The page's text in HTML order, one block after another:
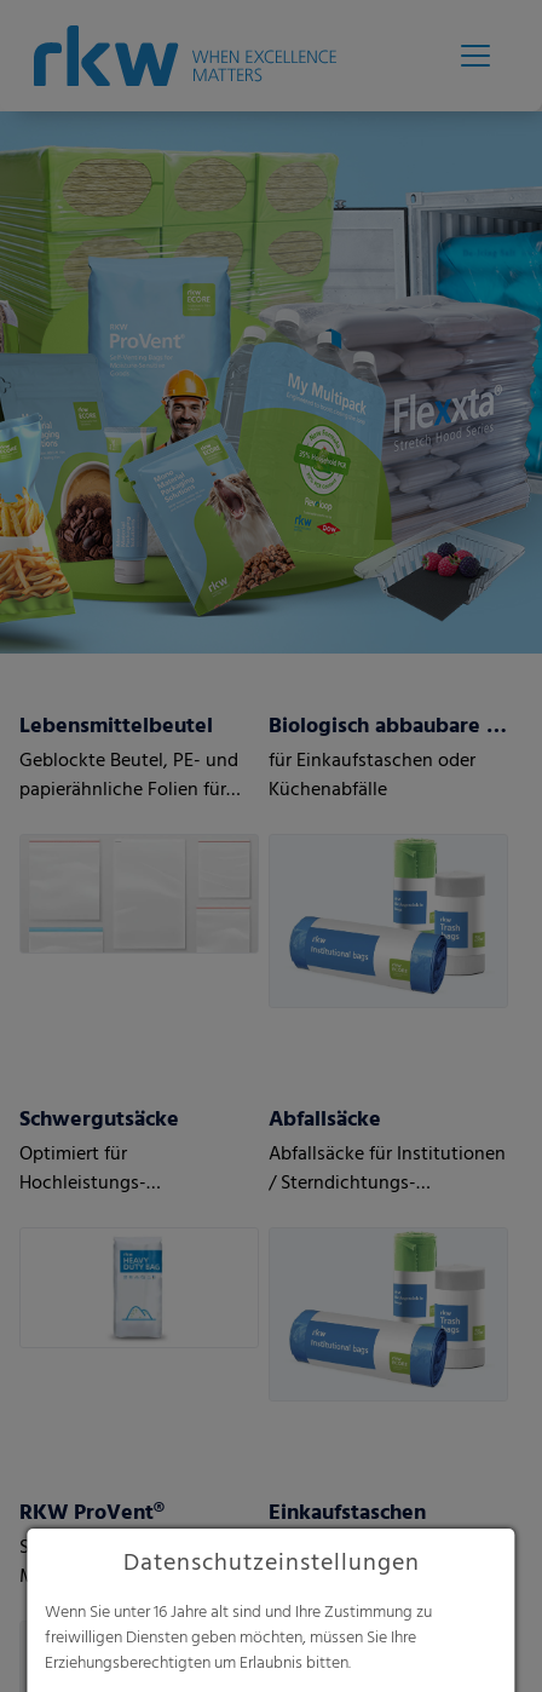
Lebensmittelbeutel
Geblockte Beutel, PE- und
papierähnliche Folien für
Bodenfaltenbeutel,
Biologisch abbaubare Beutel
für Einkaufstaschen oder
Küchenabfälle
Schwergutsäcke
Optimiert für
Hochleistungs-
Abfallsäcke
Abfallsäcke für Institutionen
/ Sterndichtungs-
RKW ProVent®
Selbstentlüftende Säcke.
Maximaler Schutz für
feuchtigkeitsempfindliche,
pulvrige Güter.
Einkaufstaschen
Hemdchentaschen,
Tragetaschen - DKT
Datenschutzeinstellungen
Wenn Sie unter 16 Jahre alt sind und Ihre Zustimmung zu
freiwilligen Diensten geben möchten, müssen Sie Ihre
Erziehungsberechtigten um Erlaubnis bitten.